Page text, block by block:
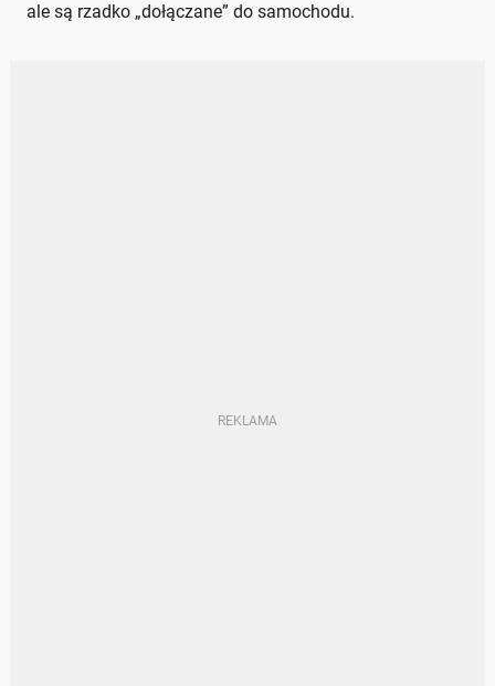
ale są rzadko „dołączane” do samochodu.